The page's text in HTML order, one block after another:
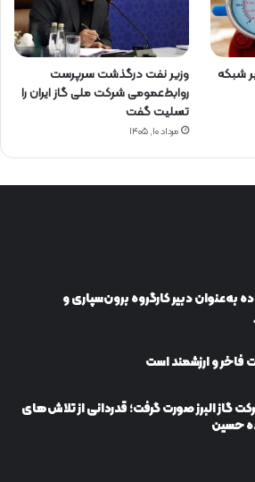
شبکه
وزیر نفت درگذشت سرپرست
روابط‌عمومی شرکت ملی گاز ایران را
تسلیت گفت
مرداد ۱۰, ۱۴۰۵
به‌عنوان دبیر كارگروه برون‌سپاری و
فاخر و ارزشمند است
گاز البرز صورت گرفت؛ قدردانی از تلاش‌های
حسین